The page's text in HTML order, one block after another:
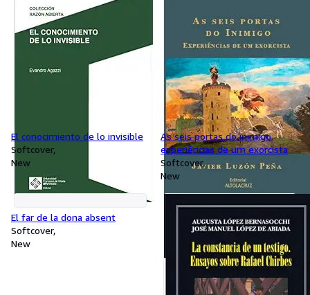
Help
El conocimiento de lo invisible
Softcover
New
As seis portas do inimigo.
experiências de um exorcista
Softcover
New
El far de la dona absent
Softcover
New